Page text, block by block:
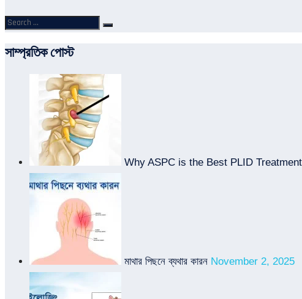
Search
Search
সাম্প্রতিক পোস্ট
Why ASPC is the Best PLID
মাথার পিছনে ব্যথার কারন November 2, 2025